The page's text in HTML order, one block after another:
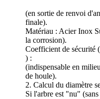
(en sortie de renvoi
finale).
Matériau : Acier Inox
la corrosion).
Coefficient de sécurité (
) :
(indispensable en
de houle).
2. Calcul du diamètre
Si l'arbre est "nu"